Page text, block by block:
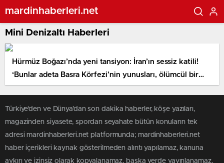
mardinhaberleri.net
Mini Denizaltı Haberleri
Hürmüz Boğazı’nda yeni tansiyon: İran’ın sessiz katili!
‘Bunlar adeta Basra Körfezi’nin yunusları, ölümcül bir
güce sahip’
Türkiye'den ve Dünya’dan son dakika haberler, köşe yazıları,
magazinden siyasete, spordan seyahate bütün konuların tek
adresi mardinhaberleri.net platformunda; mardinhaberleri.net
haber içerikleri kaynak gösterilmeden alıntı yapılamaz, kanuna
aykırı ve izinsiz olarak kopyalanamaz, başka yerde yayınlanamaz.